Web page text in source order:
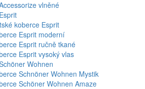
vlněné
koberce Esprit
Esprit moderní
Esprit ručně tkané
Esprit vysoký vlas
Wohnen
Schnöner Wohnen Mystik
Schöner Wohnen Amaze